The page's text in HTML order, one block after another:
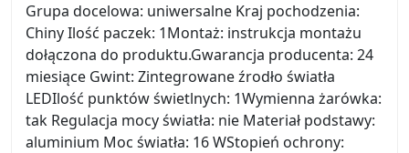
Grupa docelowa: uniwersalne Kraj pochodzenia:
Chiny Ilość paczek: 1Montaż: instrukcja montażu
dołączona do produktu.Gwarancja producenta: 24
miesiące Gwint: Zintegrowane źrodło światła
LEDIlość punktów świetlnych: 1Wymienna żarówka:
tak Regulacja mocy światła: nie Materiał podstawy:
aluminium Moc światła: 16 WStopień ochrony: